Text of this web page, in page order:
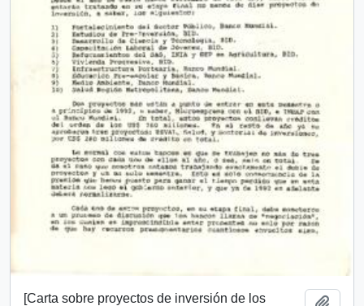
[Carta sobre proyectos de inversión de los